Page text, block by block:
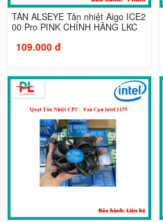
TẢN ALSEYE Tản nhiệt Aigo ICE2
00 Pro PINK CHÍNH HÃNG LKC
109.000 đ